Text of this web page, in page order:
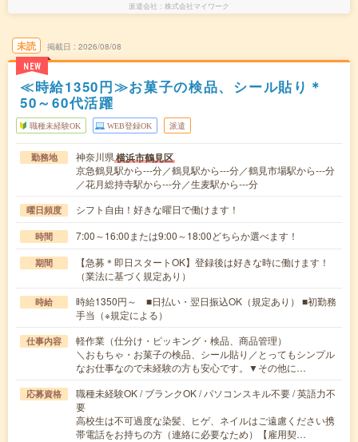
派遣会社 株式会社マイワーク
未読
NEW
掲載日 2026/08/08
≪時給1350円≫お菓子の検品、シール貼り＊
50～60代活躍
職種未経験OK WEB登録OK 派遣
勤務地 神奈川県横浜市鶴見区
京急鶴見駅から---分／鶴見駅から---分／鶴見市場駅から---分
／花月総持寺駅から---分／生麦駅から---分
曜日頻度 シフト自由！好きな曜日で働けます！
時間 7:00～16:00または9:00～18:00どちらか選べます！
期間
【急募＊即日スタートOK】登録後は好きな時に働けます！
（業法に基づく規定あり）
時給
時給1350円～ ■日払い・翌日振込OK（規定あり） ■初勤務
手当（※規定による）
仕事内容
軽作業（仕分け・ピッキング・検品、商品管理）
＼おもちゃ・お菓子の検品、シール貼り／とってもシンプル
なお仕事なので未経験の方も安心です。▼その他に…
応募資格
職種未経験OK / ブランクOK / パソコンスキル不要 / 英語力不
要
高校生は不可過度な染髪、ヒゲ、ネイルはご遠慮ください携
帯電話をお持ちの方（連絡に必要なため）【雇用契…